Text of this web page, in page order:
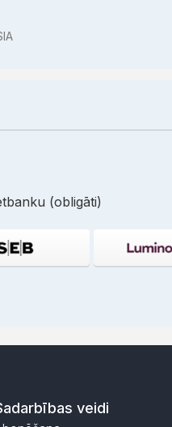
(obligāti)
veidi